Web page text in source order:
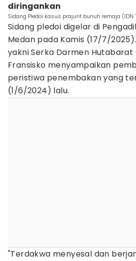
diringankan
Sidang Pledoi kasus prajurit bunuh remaja (IDN
Sidang pledoi digelar di
Medan pada Kamis (17/7/
yakni Serka Darmen Hutabarat
Fransisko menyampaikan
peristiwa penembakan yang
(1/6/2024) lalu.
"Terdakwa menyesal dan